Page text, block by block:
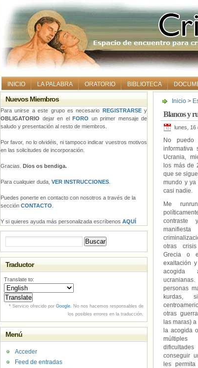
INICIO LA PALABRA ORATORIO BIBLIOTECA
Inicio >
Blancos y
lunes, 16
No puedo
informativa
Ucrania,
los más de
que se
mundo y
casi nadie.
Me
contraste
otras
Grecia o
exaltación
acogida
personas
kurdas,
otras
las maras)
la acogida
conseguir
les
Nuevos Miembros
Para unirse a este grupo es necesario REGISTRARSEy
OBLIGATORIO dejar en el FORO un primer mensaje de
saludo y presentación al resto de miembros.
Por favor, no lo olvidéis, ni tampoco indicar vuestros motivos
en las solicitudes de incorporación.
Gracias. Dios os bendiga.
Para cualquier duda, VER INSTRUCCIONES
Puedes ponerte en contacto con nosotros a través de la
sección CONTACTO
Y si quieres ayuda más personalizada escríbenos AQUÍ
Traductor
Translate to:
* Servicio ofrecido por Google. No nos hacemos responsables de
los posibles errores en la traducción.
Menú
Acceder
Feed de entradas